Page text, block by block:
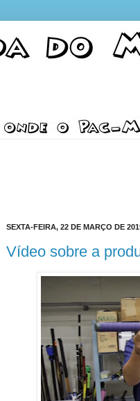
SEXTA-FEIRA, 22 DE MARÇO DE
Vídeo sobre a